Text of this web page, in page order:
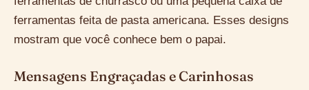
ferramentas feita de pasta americana. Esses designs
mostram que você conhece bem o papai.
Mensagens Engraçadas e Carinhosas